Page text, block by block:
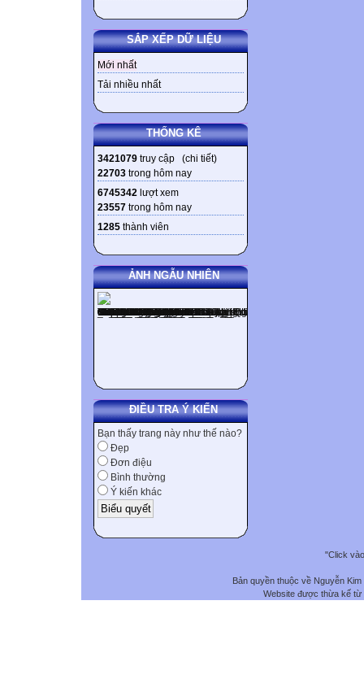
SẮP XẾP DỮ LIỆU
Mới nhất
Tải nhiều nhất
THỐNG KÊ
3421079 truy cập (chi tiết)
22703 trong hôm nay
6745342 lượt xem
23557 trong hôm nay
1285 thành viên
ẢNH NGẪU NHIÊN
ĐIỀU TRA Ý KIẾN
Bạn thấy trang này như thế nào?
Đẹp
Đơn điệu
Bình thường
Ý kiến khác
"Click
Bản quyền thuộc về Nguyễn
Website được thừa kế từ